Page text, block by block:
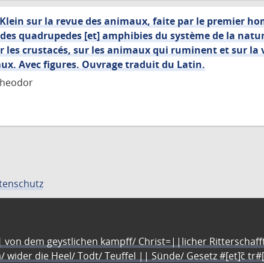
sur la revue des animaux, faite par le premier
quadrupedes [et] amphibies du système de la
les crustacés, sur les animaux qui ruminent et sur la
Avec figures. Ouvrage traduit du Latin.
dem geystlichen kampff/ Christ=||licher
die Heel/ Todt/ Teuffel || Sünde/ Gesetz #[et]c̃